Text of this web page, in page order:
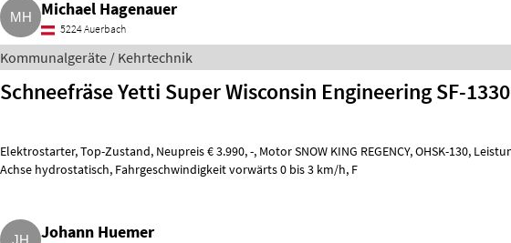
Michael Hagenauer
5224 Auerbach
Kommunalgeräte / Kehrtechnik
Schneefräse Yetti Super Wisconsin Engineering SF-1330
Elektrostarter, Top-Zustand, Neupreis € 3.990, -, Motor SNOW KING REGENCY, OHSK-130, Leistung 13 PS,
Achse hydrostatisch, Fahrgeschwindigkeit vorwärts 0 bis 3 km/h, F
Johann Huemer